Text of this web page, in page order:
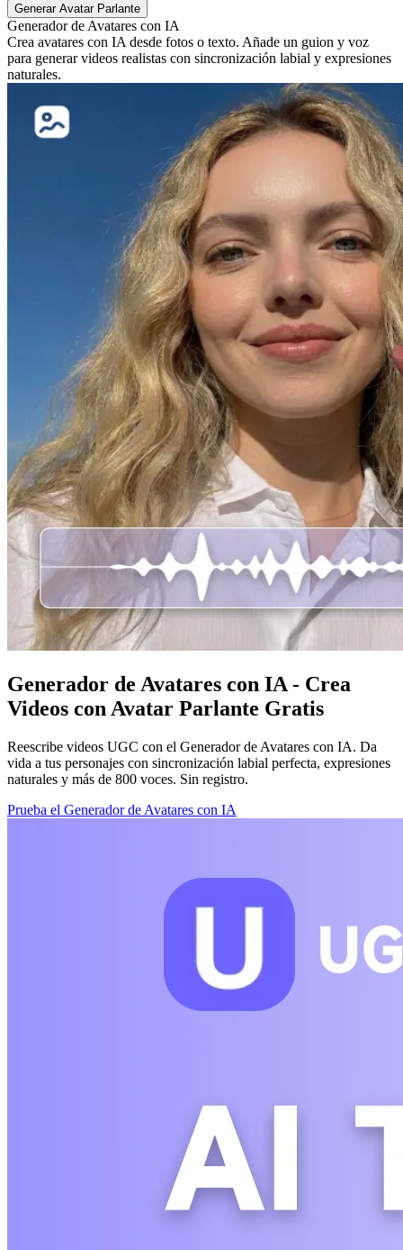
Generar Avatar Parlante
Generador de Avatares con IA
Crea avatares con IA desde fotos o texto. Añade un guion y voz
para generar videos realistas con sincronización labial y expresiones
naturales.
Generador de Avatares con IA - Crea
Videos con Avatar Parlante Gratis
Reescribe videos UGC con el Generador de Avatares con IA. Da
vida a tus personajes con sincronización labial perfecta, expresiones
naturales y más de 800 voces. Sin registro.
Prueba el Generador de Avatares con IA